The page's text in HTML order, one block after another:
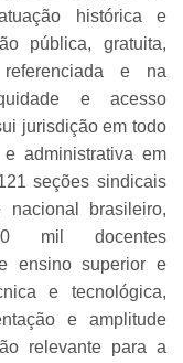
histórica e
pública, gratuita,
e na
e acesso
jurisdição em todo
administrativa em
seções sindicais
brasileiro,
mil docentes
ensino superior e
e tecnológica,
e amplitude
relevante para a